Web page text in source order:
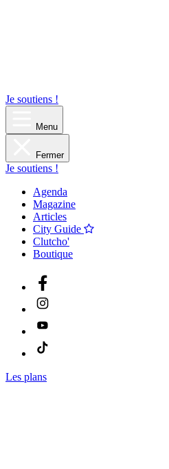
Je soutiens !
Menu
Fermer
Je soutiens !
Agenda
Magazine
Articles
City Guide
Clutcho'
Boutique
Les plans